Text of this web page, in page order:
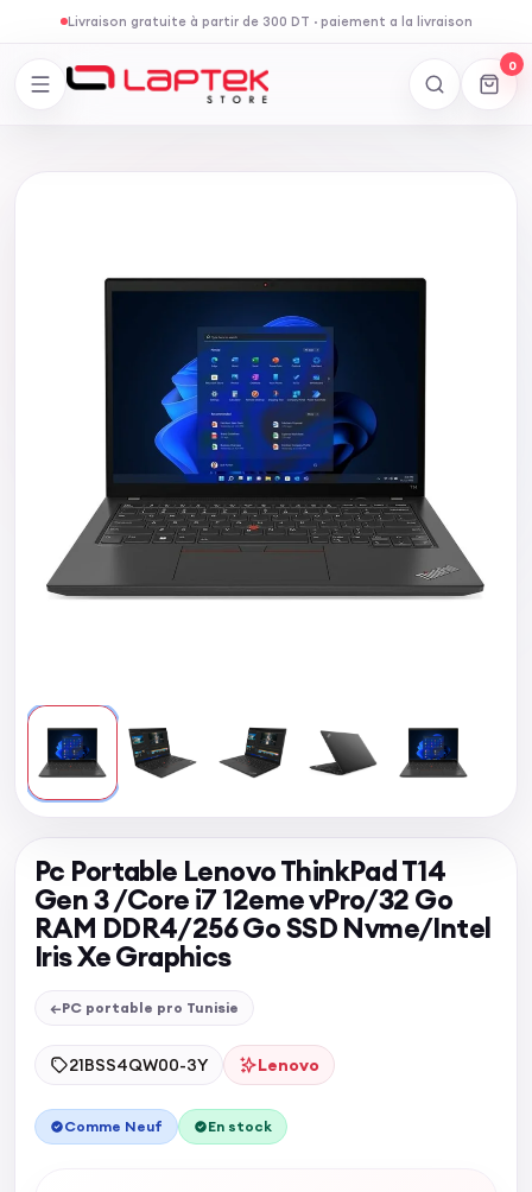
Livraison gratuite à partir de 300 DT ·paiement a la livraison
0
Pc Portable Lenovo ThinkPad T14
Gen 3 /Core i7 12eme vPro/32 Go
RAM DDR4/256 Go SSD Nvme/Intel
Iris Xe Graphics
←PC portable pro Tunisie
21BSS4QW00-3Y Lenovo
Comme Neuf En stock